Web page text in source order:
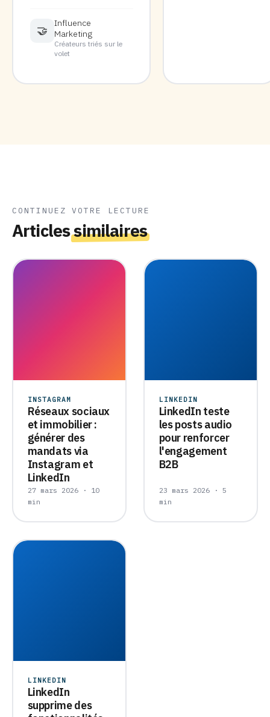
🤝
Influence
Marketing
Créateurs triés sur le
volet
CONTINUEZ VOTRE LECTURE
Articlessimilaires
INSTAGRAM
Réseaux sociaux
et immobilier :
générer des
mandats via
Instagram et
LinkedIn
27 mars 2026 · 10
min
LINKEDIN
LinkedIn teste
les posts audio
pour renforcer
l'engagement
B2B
23 mars 2026 · 5
min
LINKEDIN
LinkedIn
supprime des